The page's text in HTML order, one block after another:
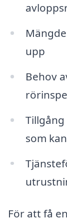
upp
Behov
som
För att få